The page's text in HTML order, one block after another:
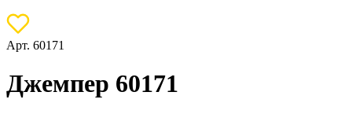
Арт. 60171
Джемпер 60171